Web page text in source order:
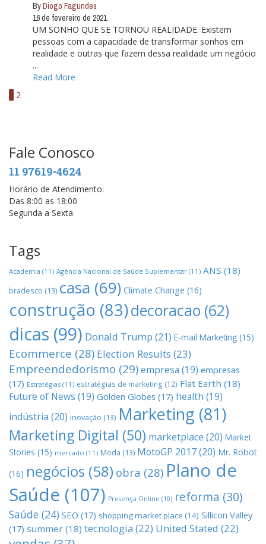
ByDiogo Fagundes
16 de fevereiro de 2021
UM SONHO QUE SE TORNOU REALIDADE. Existem
pessoas com a capacidade de transformar sonhos em
realidade e outras que fazem dessa realidade um negócio
...
Read More
2
Fale Conosco
11 97619-4624
Horário de Atendimento:
Das 8:00 as 18:00
Segunda a Sexta
Tags
Academia (11) Agência Nacional de Saúde Suplementar (11) ANS (18)
bradesco (13) casa (69) Climate Change (16)
construção (83)decoracao (62)
dicas (99) Donald Trump (21) E-mail Marketing (15)
Ecommerce (28) Election Results (23)
Empreendedorismo (29)empresa (19) empresas
(17) Estratégias (11) estratégias de marketing (12) Flat Earth (18)
Future of News (19) Golden Globes (17) health (19)
indústria (20) inovação (13) Marketing (81)
Marketing Digital (50) marketplace (20) Market
Stories (15) mercado (11) Moda (13) MotoGP 2017(20) Mr. Robot
(16) negócios (58) obra (28) Plano de
Saúde (107) Presença Online (10) reforma (30)
Saúde (24) SEO (17) shopping market place (14) Sillicon Valley
(17) summer (18) tecnologia (22) United Stated (22)